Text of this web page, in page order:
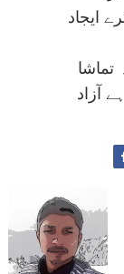
ايجاد
آزاد